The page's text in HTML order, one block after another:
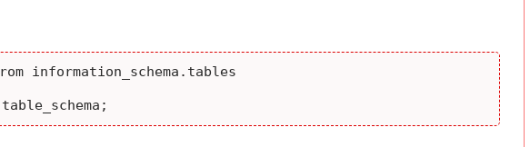
information_schema.tables